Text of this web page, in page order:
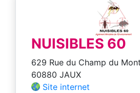
NUISIBLES 60
629 Rue du Champ du Mont
60880 JAUX
Site internet